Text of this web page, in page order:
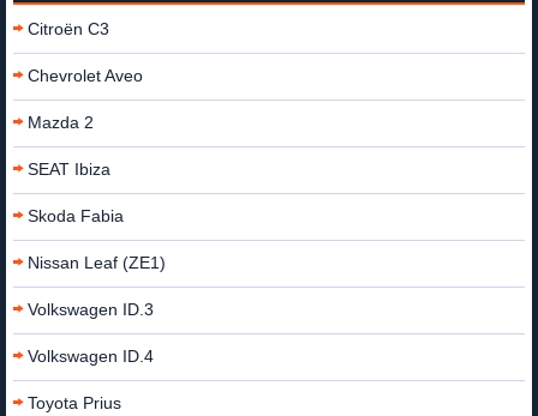
Citroën C3
Chevrolet Aveo
Mazda 2
SEAT Ibiza
Skoda Fabia
Nissan Leaf (ZE1)
Volkswagen ID.3
Volkswagen ID.4
Toyota Prius